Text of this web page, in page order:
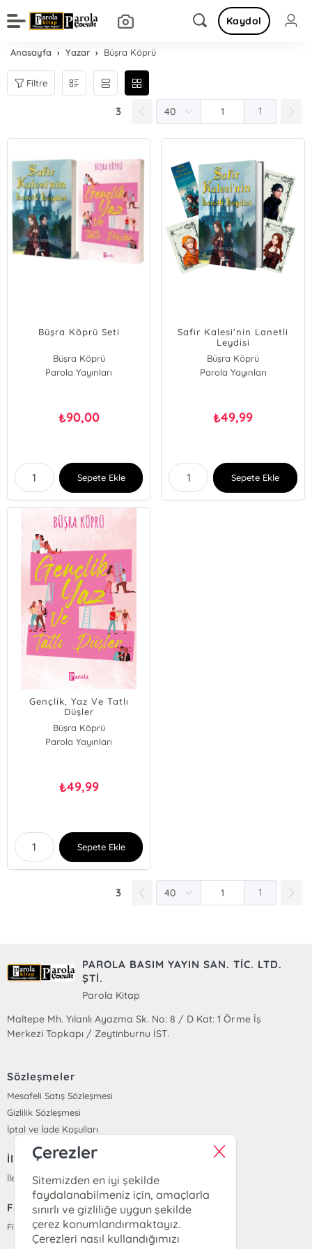
Kaydol
Anasayfa Yazar Büşra Köprü
Filtre
3 1
Büşra Köprü Seti
Büşra Köprü
Parola Yayınları
₺90,00
Sepete Ekle
Safir Kalesi'nin Lanetli
Leydisi
Büşra Köprü
Parola Yayınları
₺49,99
Sepete Ekle
Gençlik, Yaz Ve Tatlı
Düşler
Büşra Köprü
Parola Yayınları
₺49,99
Sepete Ekle
3 1
PAROLA BASIM YAYIN SAN. TİC. LTD.
ŞTİ.
Parola Kitap
Maltepe Mh. Yılanlı Ayazma Sk. No: 8 / D Kat: 1 Örme İş
Merkezi Topkapı / Zeytinburnu İST.
Sözleşmeler
Mesafeli Satış Sözleşmesi
Gizlilik Sözleşmesi
İptal ve İade Koşulları
İletişim
İletişim
Fiyat Listesi
Fiyat Listesi
Çerezler
Sitemizden en iyi şekilde
faydalanabilmeniz için, amaçlarla
sınırlı ve gizliliğe uygun şekilde
çerez konumlandırmaktayız.
Çerezleri nasıl kullandığımızı